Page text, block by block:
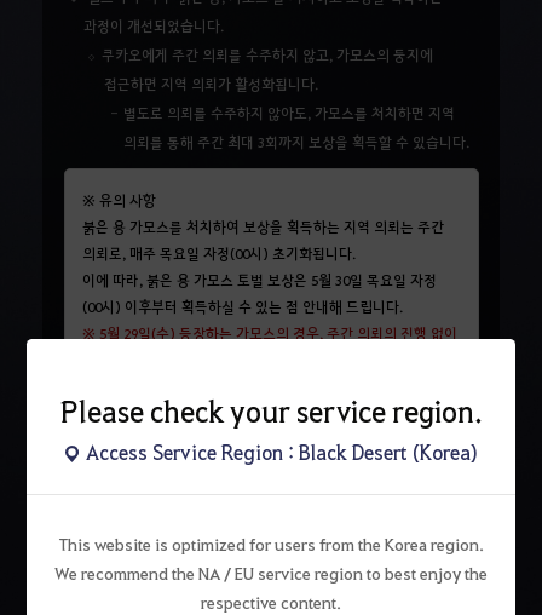
Please check your service region.
Access Service Region : Black Desert (Korea)
This website is optimized for users from the Korea region.
We recommend the NA / EU service region to best enjoy the
respective content.
과정이 개선되었습니다.
쿠카오에게 주간 의뢰를 수주하지 않고, 가모스의 둥지에
접근하면 지역 의뢰가 활성화됩니다.
별도로 의뢰를 수주하지 않아도, 가모스를 처치하면 지역
의뢰를 통해 주간 최대 3회까지 보상을 획득할 수 있습니다.
※ 유의 사항
붉은 용 가모스를 처치하여 보상을 획득하는 지역 의뢰는 주간
의뢰로, 매주 목요일 자정(00시) 초기화됩니다.
이에 따라, 붉은 용 가모스 토벌 보상은 5월 30일 목요일 자정
(00시) 이후부터 획득하실 수 있는 점 안내해 드립니다.
※ 5월 29일(수) 등장하는 가모스의 경우, 주간 의뢰의 진행 없이